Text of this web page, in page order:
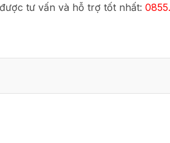
tư vấn và hỗ trợ tốt nhất: